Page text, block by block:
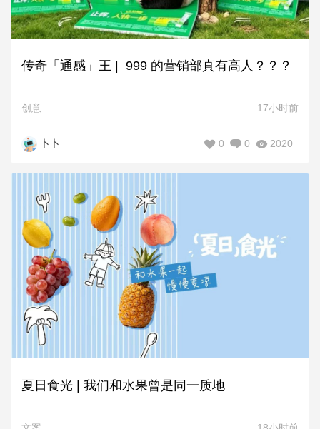
传奇「通感」王 | 999 的营销部真有高人？？？
创意 17小时前
卜卜 2020
0
0
夏日食光 | 我们和水果曾是同一质地